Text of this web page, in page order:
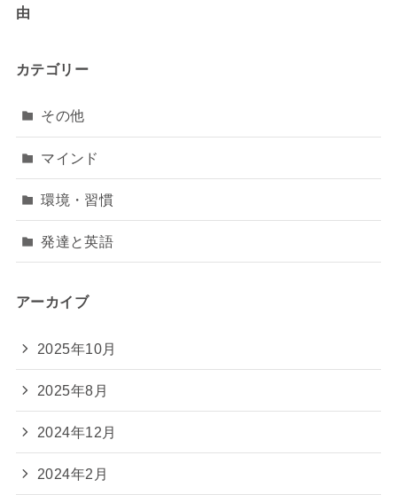
由
カテゴリー
その他
マインド
環境・習慣
発達と英語
アーカイブ
2025年10月
2025年8月
2024年12月
2024年2月